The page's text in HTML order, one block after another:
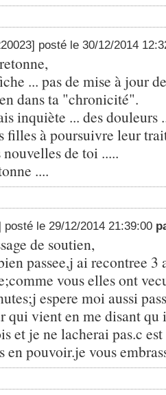
posté le 30/12/2014
... pas de mise à jour
dans ta "chronicité".
inquiète ... des douleurs
filles à poursuivre leur
de toi .....
....
posté le 29/12/2014 21:39:00
de soutien,
passee,j ai recontree 3
vous elles ont
espere moi aussi
qui vient en me disant
et je ne lacherai pas.c
en pouvoir.je vous